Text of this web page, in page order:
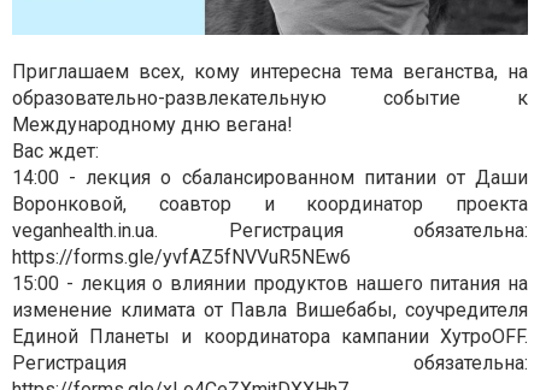
Приглашаем всех, кому интересна тема веганства, на
образовательно-развлекательную событие к
Международному дню вегана!
Вас ждет:
14:00 - лекция о сбалансированном питании от Даши
Воронковой, соавтор и координатор проекта
veganhealth.in.ua. Регистрация обязательна:
https://forms.gle/yvfAZ5fNVVuR5NEw6
15:00 - лекция о влиянии продуктов нашего питания на
изменение климата от Павла Вишебабы, соучредителя
Единой Планеты и координатора кампании ХутроOFF.
Регистрация обязательна: